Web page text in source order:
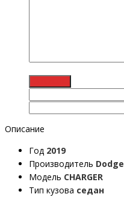
Описание
Год 2019
Производитель Dodge
Модель CHARGER
Тип кузова седан